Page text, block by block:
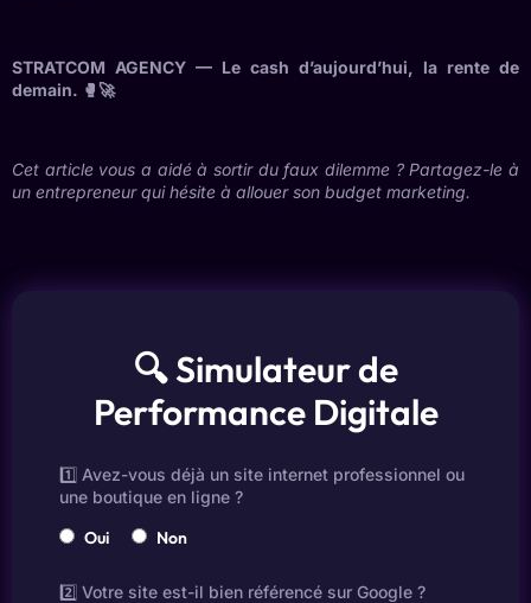
STRATCOM AGENCY — Le cash d’aujourd’hui, la rente de
demain. 🥊🚀
Cet article vous a aidé à sortir du faux dilemme ? Partagez-le à
un entrepreneur qui hésite à allouer son budget marketing.
🔍 Simulateur de
Performance Digitale
1️⃣ Avez-vous déjà un site internet professionnel ou
une boutique en ligne ?
Oui Non
2️⃣ Votre site est-il bien référencé sur Google ?